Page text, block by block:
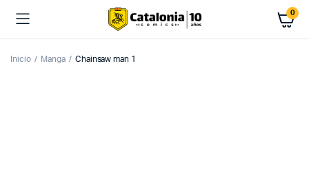
0
Inicio Manga Chainsaw man 1